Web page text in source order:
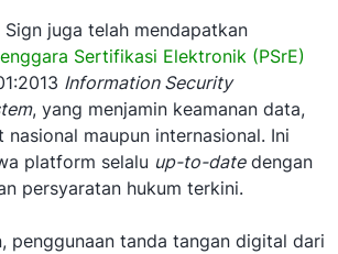
juga telah mendapatkan
Sertifikasi Elektronik (PSrE)
Information Security
, yang menjamin keamanan data,
maupun internasional. Ini
platform selalu up-to-datedengan
persyaratan hukum terkini.
penggunaan tanda tangan digital dari